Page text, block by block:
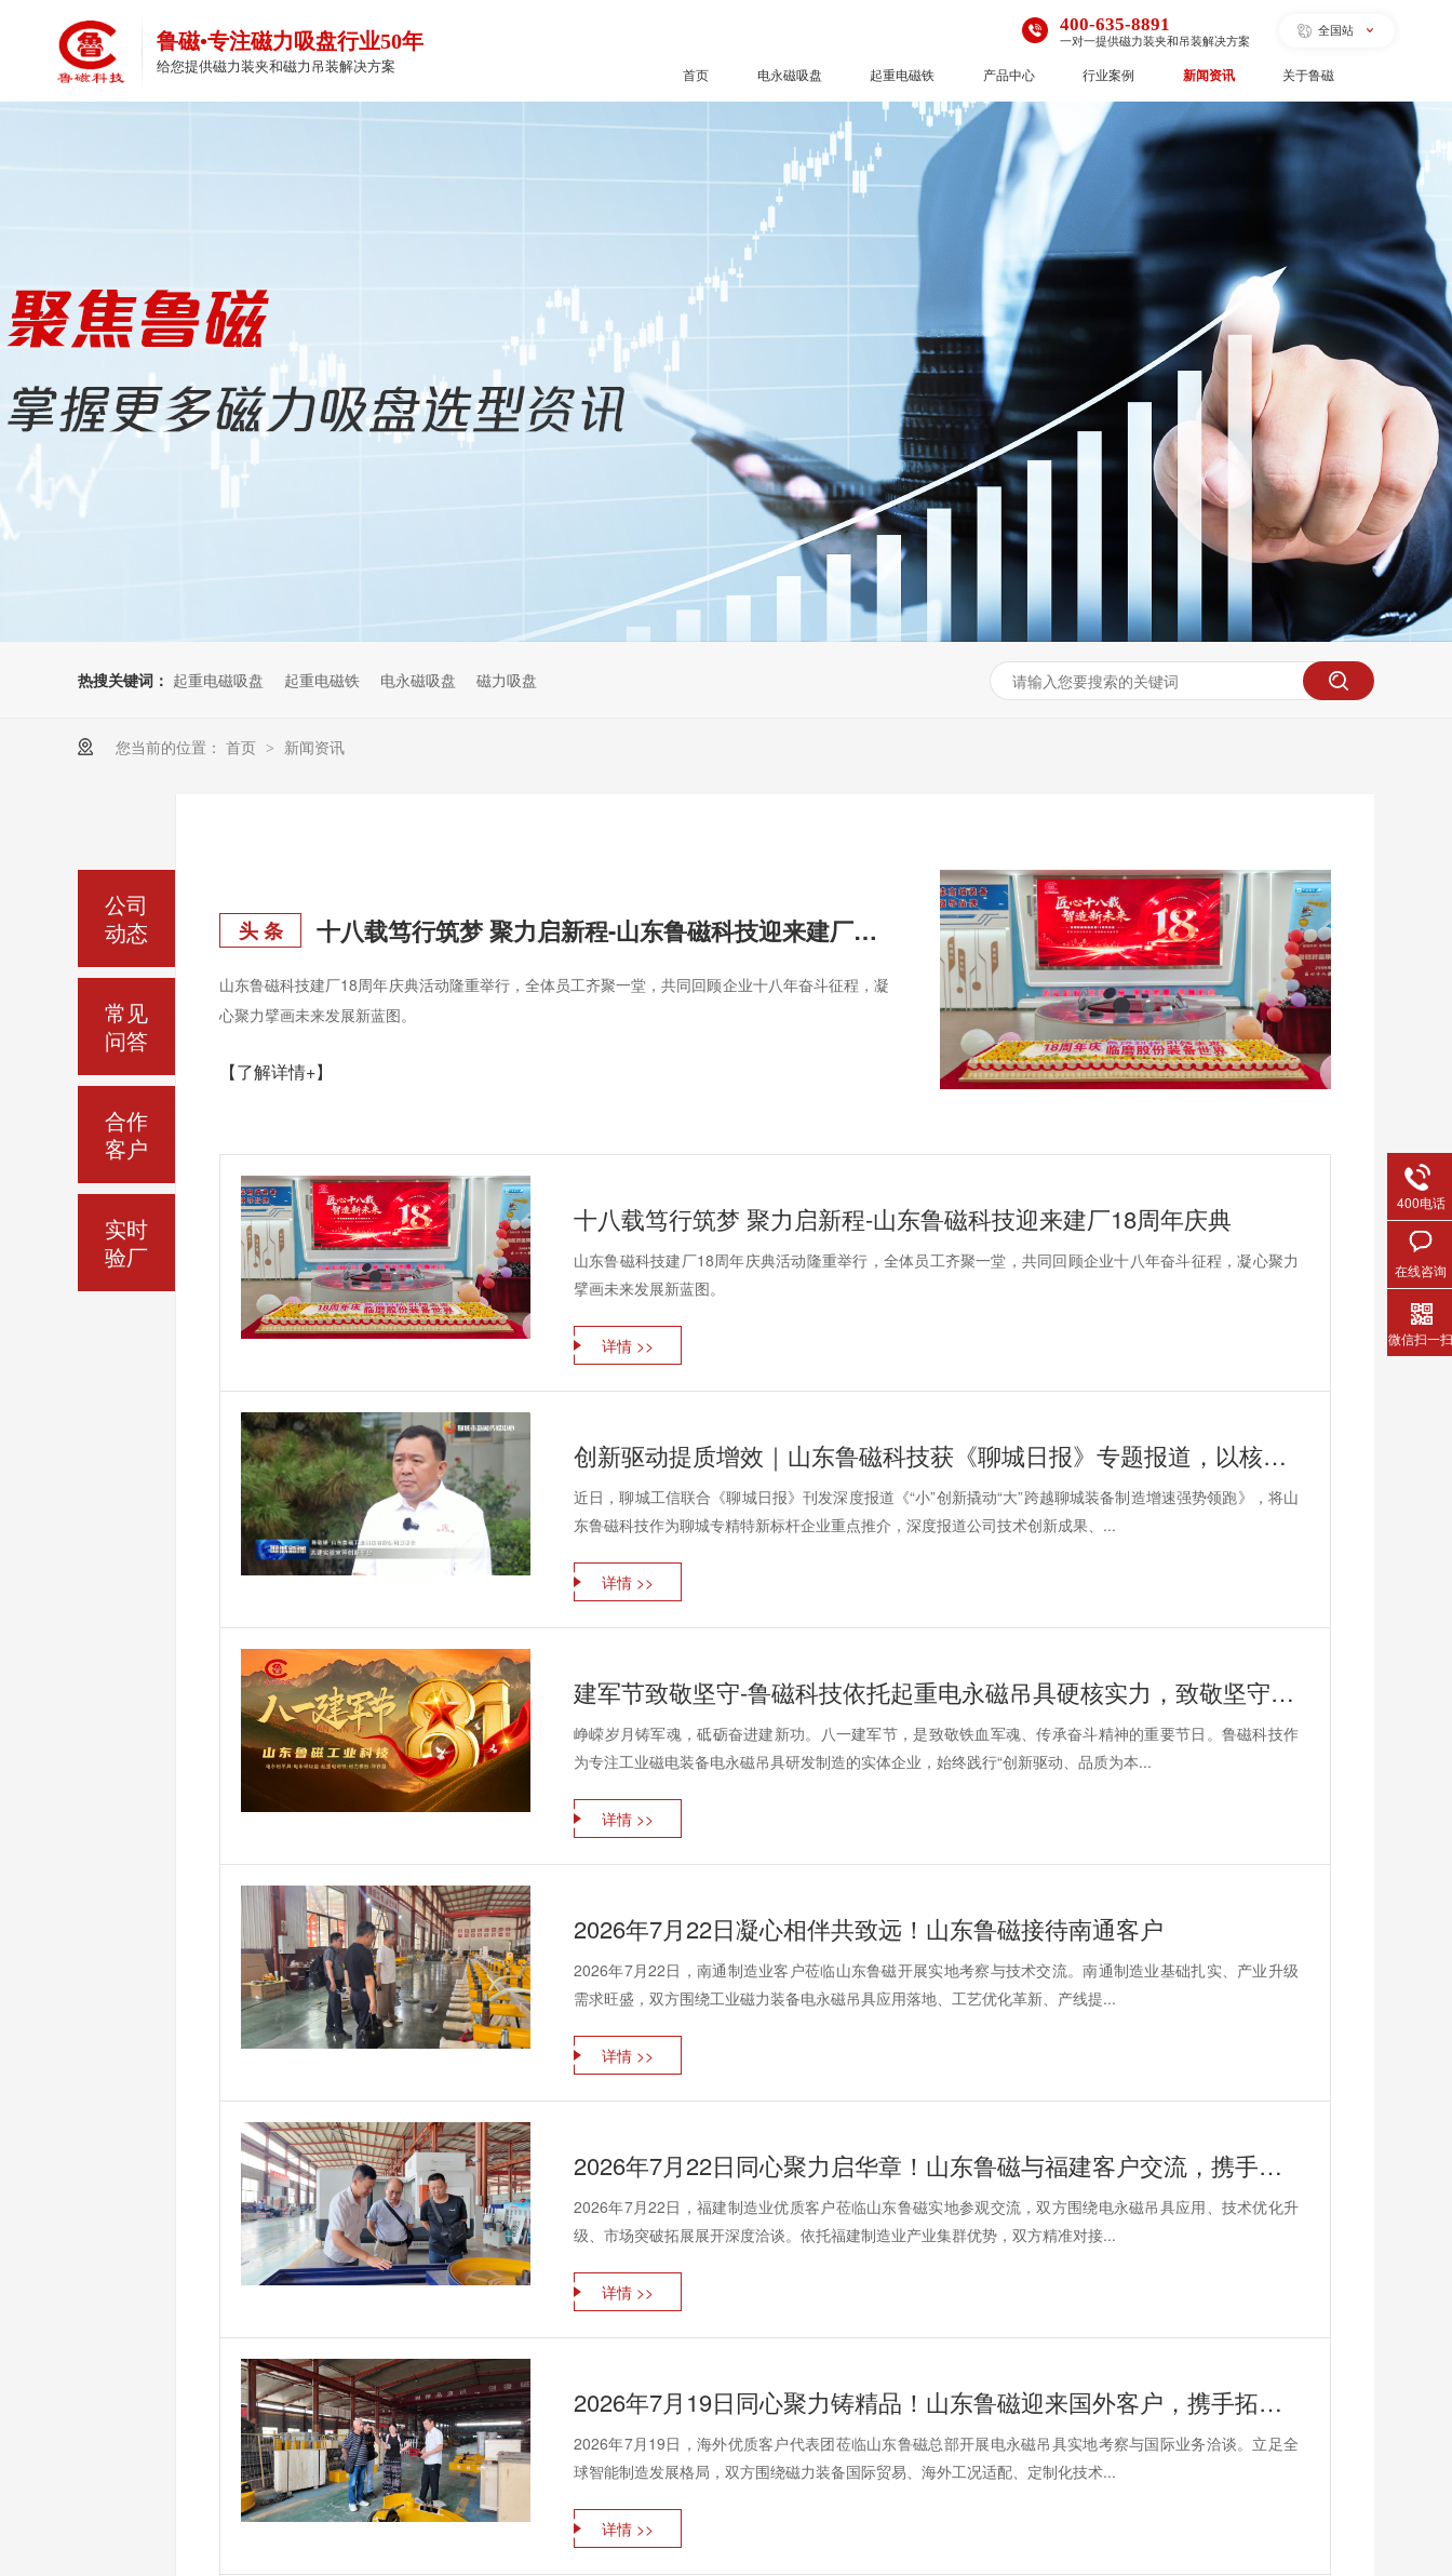
鲁磁•专注磁力吸盘行业50年
给您提供磁力装夹和磁力吊装解决方案
全国站
400-635-8891
一对一提供磁力装夹和吊装解决方案
首页 电永磁吸盘 起重电磁铁 产品中心 行业案例 新闻资讯 关于鲁磁
热搜关键词： 起重电磁吸盘 起重电磁铁 电永磁吸盘 磁力吸盘
您当前的位置： 首页 > 新闻资讯
头 条 十八载笃行筑梦 聚力启新程-山东鲁磁科技迎来建厂18周年庆典
山东鲁磁科技建厂18周年庆典活动隆重举行，全体员工齐聚一堂，共同回顾企业十八年奋斗征程，凝
心聚力擘画未来发展新蓝图。
【了解详情+】
十八载笃行筑梦 聚力启新程-山东鲁磁科技迎来建厂18周年庆典
山东鲁磁科技建厂18周年庆典活动隆重举行，全体员工齐聚一堂，共同回顾企业十八年奋斗征程，凝心聚力
擘画未来发展新蓝图。
详情 >>
创新驱动提质增效｜山东鲁磁科技获《聊城日报》专题报道，以核心技术引领磁力吊具产业升级
近日，聊城工信联合《聊城日报》刊发深度报道《“小”创新撬动“大”跨越聊城装备制造增速强势领跑》，将山
东鲁磁科技作为聊城专精特新标杆企业重点推介，深度报道公司技术创新成果、...
详情 >>
建军节致敬坚守-鲁磁科技依托起重电永磁吊具硬核实力，致敬坚守聚力实业强国
峥嵘岁月铸军魂，砥砺奋进建新功。八一建军节，是致敬铁血军魂、传承奋斗精神的重要节日。鲁磁科技作
为专注工业磁电装备电永磁吊具研发制造的实体企业，始终践行“创新驱动、品质为本...
详情 >>
2026年7月22日凝心相伴共致远！山东鲁磁接待南通客户
2026年7月22日，南通制造业客户莅临山东鲁磁开展实地考察与技术交流。南通制造业基础扎实、产业升级
需求旺盛，双方围绕工业磁力装备电永磁吊具应用落地、工艺优化革新、产线提...
详情 >>
2026年7月22日同心聚力启华章！山东鲁磁与福建客户交流，携手突破
2026年7月22日，福建制造业优质客户莅临山东鲁磁实地参观交流，双方围绕电永磁吊具应用、技术优化升
级、市场突破拓展展开深度洽谈。依托福建制造业产业集群优势，双方精准对接...
详情 >>
2026年7月19日同心聚力铸精品！山东鲁磁迎来国外客户，携手拓宽发展道路
2026年7月19日，海外优质客户代表团莅临山东鲁磁总部开展电永磁吊具实地考察与国际业务洽谈。立足全
球智能制造发展格局，双方围绕磁力装备国际贸易、海外工况适配、定制化技术...
详情 >>
公司
动态
常见
问答
合作
客户
实时
验厂
400电话
在线咨询
微信扫一扫